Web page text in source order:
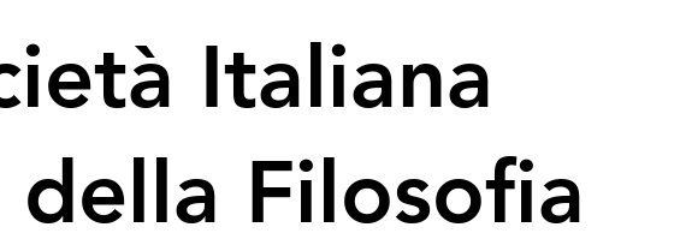
Italiana
Filosofia